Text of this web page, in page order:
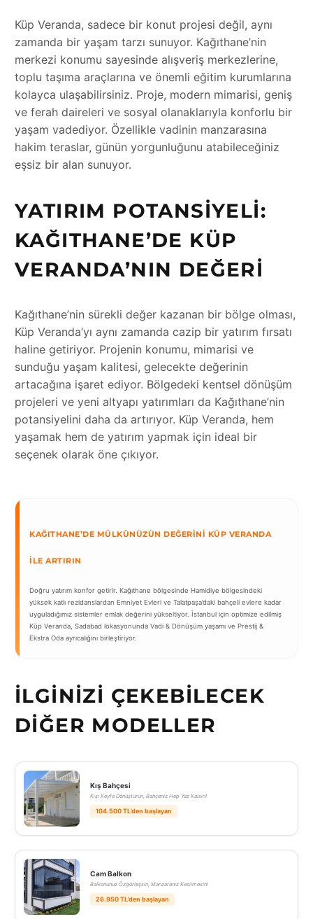
Küp Veranda, sadece bir konut projesi değil, aynı
zamanda bir yaşam tarzı sunuyor. Kağıthane’nin
merkezi konumu sayesinde alışveriş merkezlerine,
toplu taşıma araçlarına ve önemli eğitim kurumlarına
kolayca ulaşabilirsiniz. Proje, modern mimarisi, geniş
ve ferah daireleri ve sosyal olanaklarıyla konforlu bir
yaşam vadediyor. Özellikle vadinin manzarasına
hakim teraslar, günün yorgunluğunu atabileceğiniz
eşsiz bir alan sunuyor.
YATIRIM POTANSIYELI:
KAĞITHANE’DE KÜP
VERANDA’NIN DEĞERI
Kağıthane’nin sürekli değer kazanan bir bölge olması,
Küp Veranda’yı aynı zamanda cazip bir yatırım fırsatı
haline getiriyor. Projenin konumu, mimarisi ve
sunduğu yaşam kalitesi, gelecekte değerinin
artacağına işaret ediyor. Bölgedeki kentsel dönüşüm
projeleri ve yeni altyapı yatırımları da Kağıthane’nin
potansiyelini daha da artırıyor. Küp Veranda, hem
yaşamak hem de yatırım yapmak için ideal bir
seçenek olarak öne çıkıyor.
KAĞITHANE’DE MÜLKÜNÜZÜN DEĞERINI KÜP VERANDA
İLE ARTIRIN
Doğru yatırım konfor getirir. Kağıthane bölgesinde Hamidiye bölgesindeki
yüksek katlı rezidanslardan Emniyet Evleri ve Talatpaşa’daki bahçeli evlere kadar
uyguladığımız sistemler emlak değerini yükseltiyor. İstanbul için optimize edilmiş
Küp Veranda, Sadabad lokasyonunda Vadi & Dönüşüm yaşamı ve Prestij &
Ekstra Oda ayrıcalığını birleştiriyor.
İLGINIZI ÇEKEBILECEK
DIĞER MODELLER
Kış Bahçesi
Kışı Keyfe Dönüştürün, Bahçeniz Hep Yaz Kalsın!
104.500 TL’den başlayan
Cam Balkon
Balkonunuz Özgürleşsin, Manzaranız Kesilmesin!
26.950 TL’den başlayan